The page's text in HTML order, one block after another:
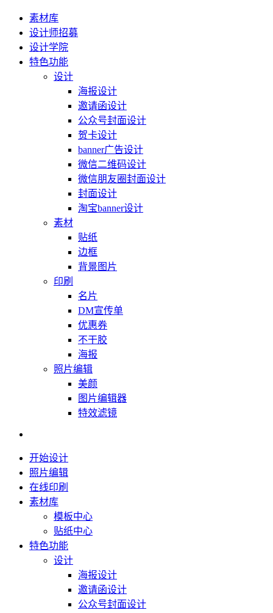
素材库
设计师招募
设计学院
特色功能
设计
海报设计
邀请函设计
公众号封面设计
贺卡设计
banner广告设计
微信二维码设计
微信朋友圈封面设计
封面设计
淘宝banner设计
素材
贴纸
边框
背景图片
印刷
名片
DM宣传单
优惠券
不干胶
海报
照片编辑
美颜
图片编辑器
特效滤镜
开始设计
照片编辑
在线印刷
素材库
模板中心
贴纸中心
特色功能
设计
海报设计
邀请函设计
公众号封面设计